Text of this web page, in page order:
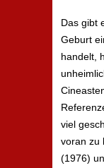
Das gibt
Geburt
handelt,
viel
voran zu
(1976)